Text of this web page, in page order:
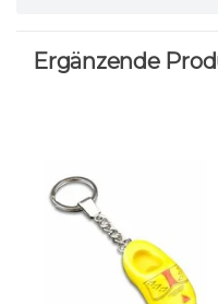
Ergänzende